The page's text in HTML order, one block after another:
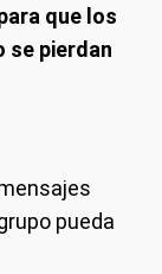
que los
se pierdan
pueda